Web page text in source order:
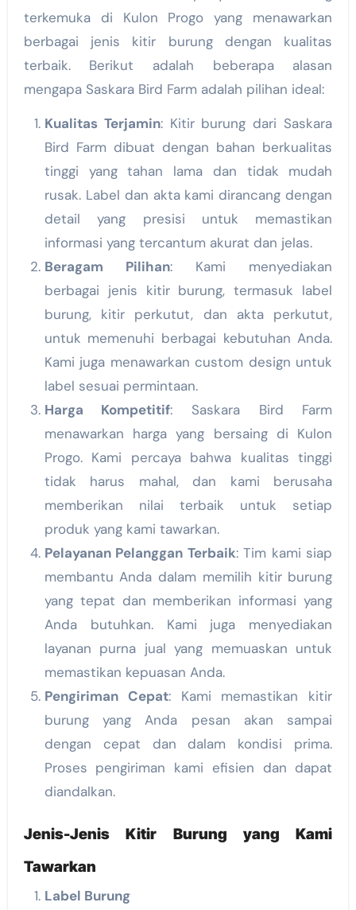
terkemuka di Kulon Progo yang menawarkan
berbagai jenis kitir burung dengan kualitas
terbaik. Berikut adalah beberapa alasan
mengapa Saskara Bird Farm adalah pilihan ideal:
Kualitas Terjamin: Kitir burung dari Saskara
Bird Farm dibuat dengan bahan berkualitas
tinggi yang tahan lama dan tidak mudah
rusak. Label dan akta kami dirancang dengan
detail yang presisi untuk memastikan
informasi yang tercantum akurat dan jelas.
Beragam Pilihan: Kami menyediakan
berbagai jenis kitir burung, termasuk label
burung, kitir perkutut, dan akta perkutut,
untuk memenuhi berbagai kebutuhan Anda.
Kami juga menawarkan custom design untuk
label sesuai permintaan.
Harga Kompetitif: Saskara Bird Farm
menawarkan harga yang bersaing di Kulon
Progo. Kami percaya bahwa kualitas tinggi
tidak harus mahal, dan kami berusaha
memberikan nilai terbaik untuk setiap
produk yang kami tawarkan.
Pelayanan Pelanggan Terbaik: Tim kami siap
membantu Anda dalam memilih kitir burung
yang tepat dan memberikan informasi yang
Anda butuhkan. Kami juga menyediakan
layanan purna jual yang memuaskan untuk
memastikan kepuasan Anda.
Pengiriman Cepat: Kami memastikan kitir
burung yang Anda pesan akan sampai
dengan cepat dan dalam kondisi prima.
Proses pengiriman kami efisien dan dapat
diandalkan.
Jenis-Jenis Kitir Burung yang Kami
Tawarkan
Label Burung